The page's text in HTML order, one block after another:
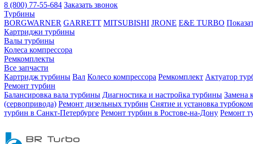
8 (800) 77-55-684 Заказать звонок
Турбины
BORGWARNER GARRETT MITSUBISHI JRONE E&E TURBO
Картриджи турбины
Валы турбины
Колеса компрессора
Ремкомплекты
Все запчасти
Картридж турбины Вал Колесо компрессора Ремкомплект Актуатор
Ремонт турбин
Балансировка вала турбины Диагностика и настройка турбины Замена
(сервопривода) Ремонт дизельных турбин Снятие и установка
турбин в Санкт-Петербурге Ремонт турбин в Ростове-на-Дону Ремонт